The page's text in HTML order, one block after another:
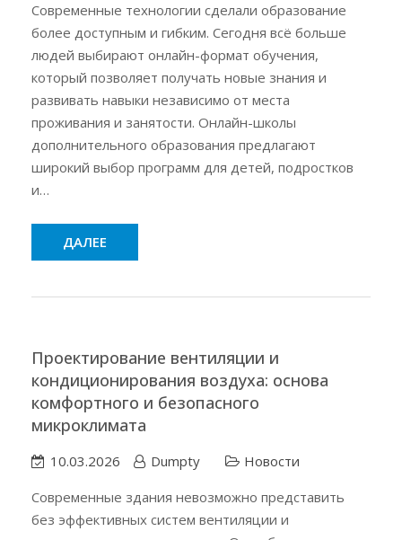
Современные технологии сделали образование
более доступным и гибким. Сегодня всё больше
людей выбирают онлайн-формат обучения,
который позволяет получать новые знания и
развивать навыки независимо от места
проживания и занятости. Онлайн-школы
дополнительного образования предлагают
широкий выбор программ для детей, подростков
и…
ДАЛЕЕ
Проектирование вентиляции и
кондиционирования воздуха: основа
комфортного и безопасного
микроклимата
10.03.2026 Dumpty
Новости
Современные здания невозможно представить
без эффективных систем вентиляции и